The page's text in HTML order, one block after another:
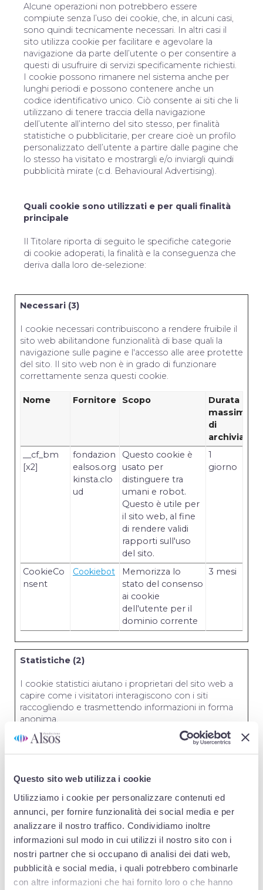
Questo sito web utilizza i cookie
Utilizziamo i cookie per personalizzare contenuti ed
annunci, per fornire funzionalità dei social media e per
analizzare il nostro traffico. Condividiamo inoltre
informazioni sul modo in cui utilizzi il nostro sito con i
nostri partner che si occupano di analisi dei dati web,
pubblicità e social media, i quali potrebbero combinarle
con altre informazioni che hai fornito loro o che hanno
Alcune operazioni non potrebbero essere
compiute senza l’uso dei cookie, che, in alcuni casi,
sono quindi tecnicamente necessari. In altri casi il
sito utilizza cookie per facilitare e agevolare la
navigazione da parte dell’utente o per consentire a
questi di usufruire di servizi specificamente richiesti.
I cookie possono rimanere nel sistema anche per
lunghi periodi e possono contenere anche un
codice identificativo unico. Ciò consente ai siti che li
utilizzano di tenere traccia della navigazione
dell’utente all’interno del sito stesso, per finalità
statistiche o pubblicitarie, per creare cioè un profilo
personalizzato dell’utente a partire dalle pagine che
lo stesso ha visitato e mostrargli e/o inviargli quindi
pubblicità mirate (c.d. Behavioural Advertising).
Quali cookie sono utilizzati e per quali finalità
principale
Il Titolare riporta di seguito le specifiche categorie
di cookie adoperati, la finalità e la conseguenza che
deriva dalla loro de-selezione:
Necessari (3)
I cookie necessari contribuiscono a rendere fruibile il
sito web abilitandone funzionalità di base quali la
navigazione sulle pagine e l'accesso alle aree protette
del sito. Il sito web non è in grado di funzionare
correttamente senza questi cookie.
Nome Fornitore Scopo
Durata
massima
di
__cf_bm
[x2]
fondazion
ealsos.org
kinsta.clo
ud
Questo cookie è
usato per
distinguere tra
umani e robot.
Questo è utile per
il sito web, al fine
di rendere validi
rapporti sull'uso
del sito.
1
giorno
CookieCo
nsent
Cookiebot
Memorizza lo
stato del consenso
ai cookie
dell'utente per il
dominio corrente
3 mesi
Statistiche (2)
I cookie statistici aiutano i proprietari del sito web a
capire come i visitatori interagiscono con i siti
raccogliendo e trasmettendo informazioni in forma
anonima.
Nome
Durata
massima
_ga
Google
Utilizzato per
inviare dati a
Google Analytics
in merito al
comportamento
dell'utente. Tiene
traccia dell'utente
2 anni